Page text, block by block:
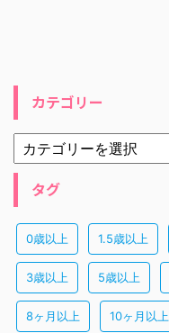
カテゴリー
タグ
0歳以上 1.5歳以上
3歳以上 5歳以上
8ヶ月以上 10ヶ月以上